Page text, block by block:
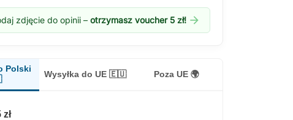
zdjęcie do opinii – otrzymasz voucher 5 zł! arrow_forward
Polski
Wysyłka do UE 🇪🇺 Poza UE 🌍